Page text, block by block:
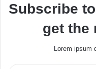
Subscribe
get the
Lorem ipsum